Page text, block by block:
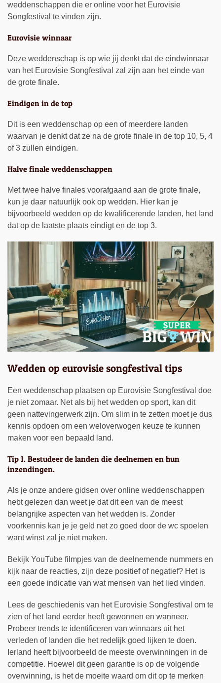
weddenschappen die er online voor het Eurovisie
Songfestival te vinden zijn.
Eurovisie winnaar
Deze weddenschap is op wie jij denkt dat de eindwinnaar
van het Eurovisie Songfestival zal zijn aan het einde van
de grote finale.
Eindigen in de top
Dit is een weddenschap op een of meerdere landen
waarvan je denkt dat ze na de grote finale in de top 10, 5, 4
of 3 zullen eindigen.
Halve finale weddenschappen
Met twee halve finales voorafgaand aan de grote finale,
kun je daar natuurlijk ook op wedden. Hier kan je
bijvoorbeeld wedden op de kwalificerende landen, het land
dat op de laatste plaats eindigt en de top 3.
Wedden op eurovisie songfestival tips
Een weddenschap plaatsen op Eurovisie Songfestival doe
je niet zomaar. Net als bij het wedden op sport, kan dit
geen nattevingerwerk zijn. Om slim in te zetten moet je dus
kennis opdoen om een weloverwogen keuze te kunnen
maken voor een bepaald land.
Tip 1. Bestudeer de landen die deelnemen en hun
inzendingen.
Als je onze andere gidsen over online weddenschappen
hebt gelezen dan weet je dat dit een van de meest
belangrijke aspecten van het wedden is. Zonder
voorkennis kan je je geld net zo goed door de wc spoelen
want winst zal je niet maken.
Bekijk YouTube filmpjes van de deelnemende nummers en
kijk naar de reacties, zijn deze positief of negatief? Het is
een goede indicatie van wat mensen van het lied vinden.
Lees de geschiedenis van het Eurovisie Songfestival om te
zien of het land eerder heeft gewonnen en wanneer.
Probeer trends te identificeren van winnaars uit het
verleden of landen die het redelijk goed lijken te doen.
Ierland heeft bijvoorbeeld de meeste overwinningen in de
competitie. Hoewel dit geen garantie is op de volgende
overwinning, is het de moeite waard om dit op te merken